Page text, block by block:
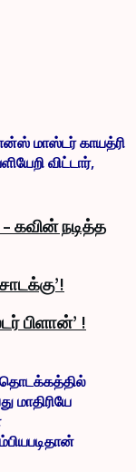
மாஸ்டர் காயத்ரி
விட்டார்,
கவின் நடித்த
பிளான்’ !
தொடக்கத்தில்